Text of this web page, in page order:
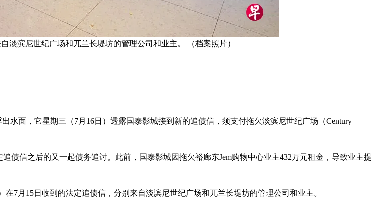
淡滨尼世纪广场和兀兰长堤坊的管理公司和业主。 （档案照片）
水面，它星期三（7月16日）透露国泰影城接到新的追债信，须支付拖欠淡滨尼世纪广场（Century
债信之后的又一起债务追讨。此前，国泰影城因拖欠裕廊东Jem购物中心业主432万元租金，导致业主提
在7月15日收到的法定追债信，分别来自淡滨尼世纪广场和兀兰长堤坊的管理公司和业主。